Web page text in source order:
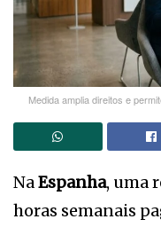
Medida amplia direitos e
NaEspanha, uma
horas semanais